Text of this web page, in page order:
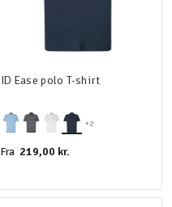
+2
ID Ease polo T-shirt
Fra 219,00 kr.